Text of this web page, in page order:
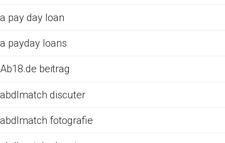
a pay day loan
a payday loans
Ab18.de beitrag
abdlmatch discuter
abdlmatch fotografie